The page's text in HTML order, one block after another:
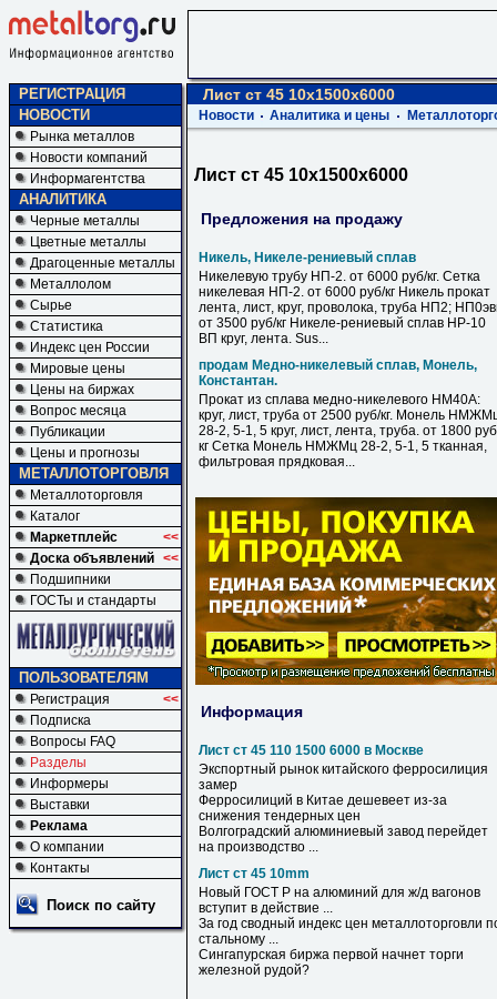
РЕГИСТРАЦИЯ
НОВОСТИ
Рынка металлов
Новости компаний
Информагентства
АНАЛИТИКА
Черные металлы
Цветные металлы
Драгоценные металлы
Металлолом
Сырье
Статистика
Индекс цен России
Мировые цены
Цены на биржах
Вопрос месяца
Публикации
Цены и прогнозы
МЕТАЛЛОТОРГОВЛЯ
Металлоторговля
Каталог
Маркетплейс
<<
Доска объявлений <<
Подшипники
ГОСТы и стандарты
ПОЛЬЗОВАТЕЛЯМ
Регистрация
<<
Подписка
Вопросы FAQ
Разделы
Информеры
Выставки
Реклама
О компании
Контакты
Поиск по сайту
Лист ст 45 10х1500х6000
Новости Аналитика и цены
Лист ст 45 10х1500х6000
Предложения на продажу
Никель, Никеле-рениевый сплав
Никелевую трубу НП-2. от 6000 руб/кг. Сетка
никелевая НП-2. от 6000 руб/кг Никель прокат
лента, лист, круг, проволока, труба НП2;
от 3500 руб/кг Никеле-рениевый сплав НР-10
ВП круг, лента. Sus...
продам Медно-никелевый сплав, Монель,
Константан.
Прокат из сплава медно-никелевого НМ40А:
круг, лист, труба от 2500 руб/кг. Монель
28-2, 5-1, 5 круг, лист, лента, труба. от 1800
кг Сетка Монель НМЖМц 28-2, 5-1, 5 тканная,
фильтровая прядковая...
Информация
Лист ст 45 110 1500 6000 в Москве
Экспортный рынок китайского ферросилиция
замер
Ферросилиций в Китае дешевеет из-за
снижения тендерных цен
Волгоградский алюминиевый завод перейдет
на производство ...
Лист ст 45 10mm
Новый ГОСТ Р на алюминий для ж/д вагонов
вступит в действие ...
За год сводный индекс цен металлоторговли
стальному ...
Сингапурская биржа первой начнет торги
железной рудой?